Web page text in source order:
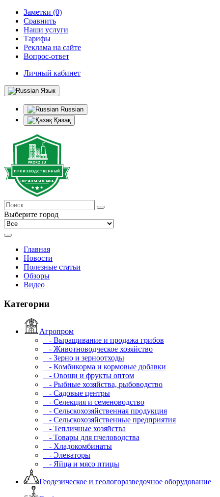
Заметки (0)
Сравнить
Наши услуги
Тарифы
Реклама на сайте
Вопрос-ответ
Личный кабинет
Язык
Russian
Қазақ
Выберите город
Главная
Новости
Полезные статьи
Обзоры
Видео
Категории
Агропром
- Выращивание и продажа грибов
- Животноводческое хозяйство
- Зерно и зерноотходы
- Комбикорма и кормовые добавки
- Овощи и фрукты оптом
- Рыбные хозяйства, рыбоводство
- Садовые центры
- Селекция и семеноводство
- Сельскохозяйственная продукция
- Сельскохозяйственные предприятия
- Тепличные хозяйства
- Товары для пчеловодства
- Хладокомбинаты
- Элеваторы
- Яйца и мясо птицы
Геодезическое и геологоразведочное оборудование